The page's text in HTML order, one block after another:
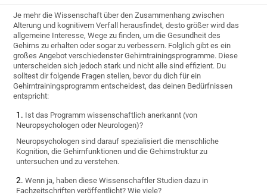
Je mehr die Wissenschaft über den Zusammenhang zwischen
Alterung und kognitivem Verfall herausfindet, desto größer wird das
allgemeine Interesse, Wege zu finden, um die Gesundheit des
Gehirns zu erhalten oder sogar zu verbessern. Folglich gibt es ein
großes Angebot verschiedenster Gehirntrainingsprogramme. Diese
unterscheiden sich jedoch stark und nicht alle sind effizient. Du
solltest dir folgende Fragen stellen, bevor du dich für ein
Gehirntrainingsprogramm entscheidest, das deinen Bedürfnissen
entspricht:
Ist das Programm wissenschaftlich anerkannt (von
Neuropsychologen oder Neurologen)?
Neuropsychologen sind darauf spezialisiert die menschliche
Kognition, die Gehirnfunktionen und die Gehirnstruktur zu
untersuchen und zu verstehen.
Wenn ja, haben diese Wissenschaftler Studien dazu in
Fachzeitschriften veröffentlicht? Wie viele?